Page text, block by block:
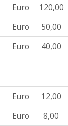
Euro
120,00
Euro
50,00
Euro 40,00
Euro
12,00
Euro
8,00